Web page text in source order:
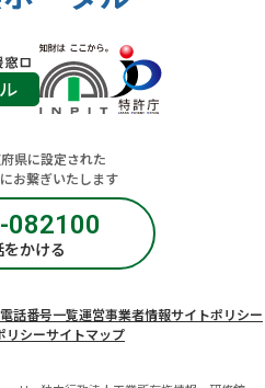
県に設定された
お繋ぎいたします
082100
をかける
話番号一覧運営事業者情報サイトポリシー
リシーサイトマップ